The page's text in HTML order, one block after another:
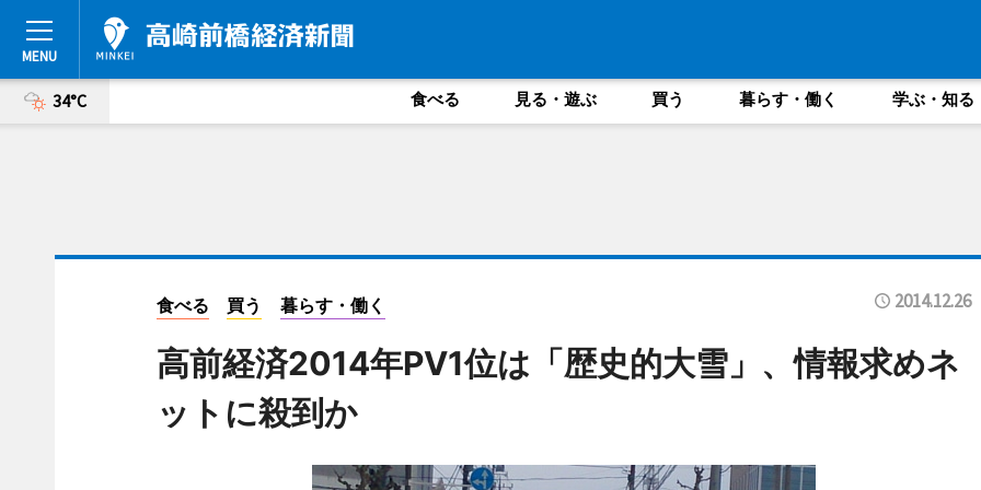
34°C 食べる 見る・遊ぶ 買う 暮らす・働く 学ぶ・知る
食べる 買う 暮らす・働く 2014.12.26
高前経済2014年PV1位は「歴史的大雪」、情報求めネ
ットに殺到か